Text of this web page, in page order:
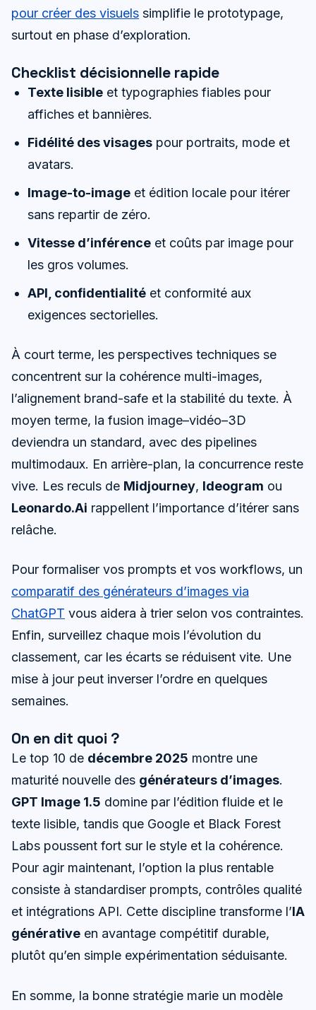
pour créer des visuels simplifie le prototypage,
surtout en phase d’exploration.
Checklist décisionnelle rapide
Texte lisible et typographies fiables pour
affiches et bannières.
Fidélité des visages pour portraits, mode et
avatars.
Image-to-image et édition locale pour itérer
sans repartir de zéro.
Vitesse d’inférence et coûts par image pour
les gros volumes.
API, confidentialité et conformité aux
exigences sectorielles.
À court terme, les perspectives techniques se
concentrent sur la cohérence multi-images,
l’alignement brand-safe et la stabilité du texte. À
moyen terme, la fusion image–vidéo–3D
deviendra un standard, avec des pipelines
multimodaux. En arrière-plan, la concurrence reste
vive. Les reculs de Midjourney, Ideogram ou
Leonardo.Ai rappellent l’importance d’itérer sans
relâche.
Pour formaliser vos prompts et vos workflows, un
comparatif des générateurs d’images via
ChatGPT vous aidera à trier selon vos contraintes.
Enfin, surveillez chaque mois l’évolution du
classement, car les écarts se réduisent vite. Une
mise à jour peut inverser l’ordre en quelques
semaines.
On en dit quoi ?
Le top 10 de décembre 2025 montre une
maturité nouvelle des générateurs d’images.
GPT Image 1.5 domine par l’édition fluide et le
texte lisible, tandis que Google et Black Forest
Labs poussent fort sur le style et la cohérence.
Pour agir maintenant, l’option la plus rentable
consiste à standardiser prompts, contrôles qualité
et intégrations API. Cette discipline transforme l’IA
générative en avantage compétitif durable,
plutôt qu’en simple expérimentation séduisante.
En somme, la bonne stratégie marie un modèle